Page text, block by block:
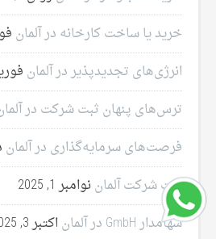
خرید یا ساخت کارخانه در آلمان
انرژی‌های تجدیدپذیر در آلمان فوریه
ترس‌های پنهان ثبت شرکت در
فرصت‌های سرمایه‌گذاری در آلمان
ثبت شرکت آلماننوامبر 1, 2025
سهامدار GmbH در آلمان
اکتبر 3, 2025